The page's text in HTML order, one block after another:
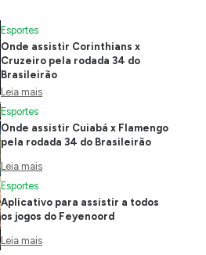
Esportes
Onde assistir Corinthians x
Cruzeiro pela rodada 34 do
Brasileirão
Leia mais
Esportes
Onde assistir Cuiabá x Flamengo
pela rodada 34 do Brasileirão
Leia mais
Esportes
Aplicativo para assistir a todos
os jogos do Feyenoord
Leia mais